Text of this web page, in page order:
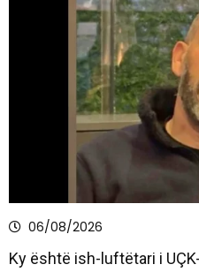
06/08/2026
Ky është ish-luftëtari i